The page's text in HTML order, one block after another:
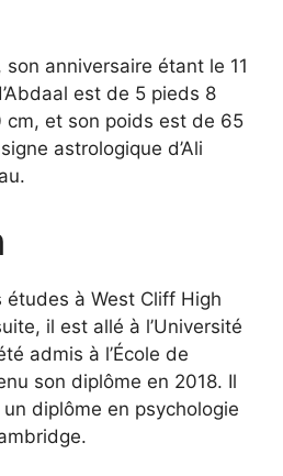
anniversaire étant le 11
est de 5 pieds 8
cm, et son poids est de 65
astrologique d’Ali
à West Cliff High
il est allé à l’Université
admis à l’École de
son diplôme en 2018. Il
diplôme en psychologie